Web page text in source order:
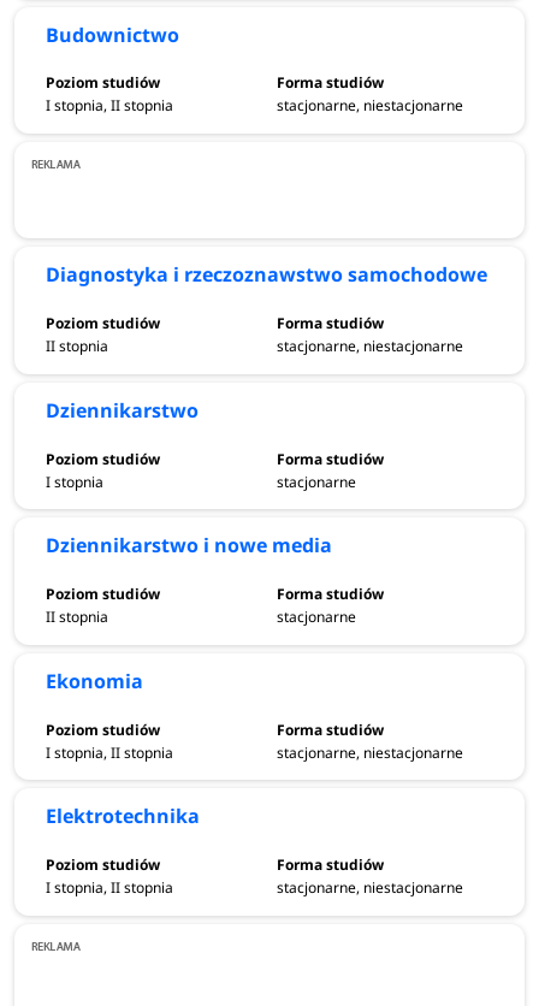
Budownictwo
I stopnia, II stopnia stacjonarne, niestacjonarne
Diagnostyka i rzeczoznawstwo samochodowe
II stopnia stacjonarne, niestacjonarne
Dziennikarstwo
I stopnia stacjonarne
Dziennikarstwo i nowe media
II stopnia stacjonarne
Ekonomia
I stopnia, II stopnia stacjonarne, niestacjonarne
Elektrotechnika
I stopnia, II stopnia stacjonarne, niestacjonarne